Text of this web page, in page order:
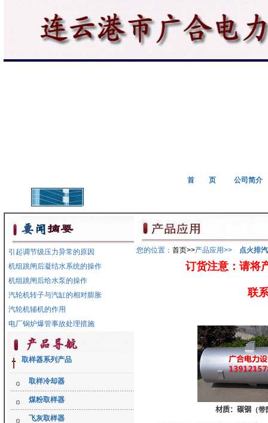
首 页 公司简介
引起调节级压力异常的原因
机组跳闸后凝结水系统的操作
机组跳闸后给水泵的操作
汽轮机转子与汽缸的相对膨胀
汽轮机辅机的作用
电厂锅炉爆管事故处理措施
取样器系列产品
取样冷却器
煤粉取样器
飞灰取样器
您的位置： 首页>>产品应用>> 点火排
订货注意：请将
联
材质：碳钢 （